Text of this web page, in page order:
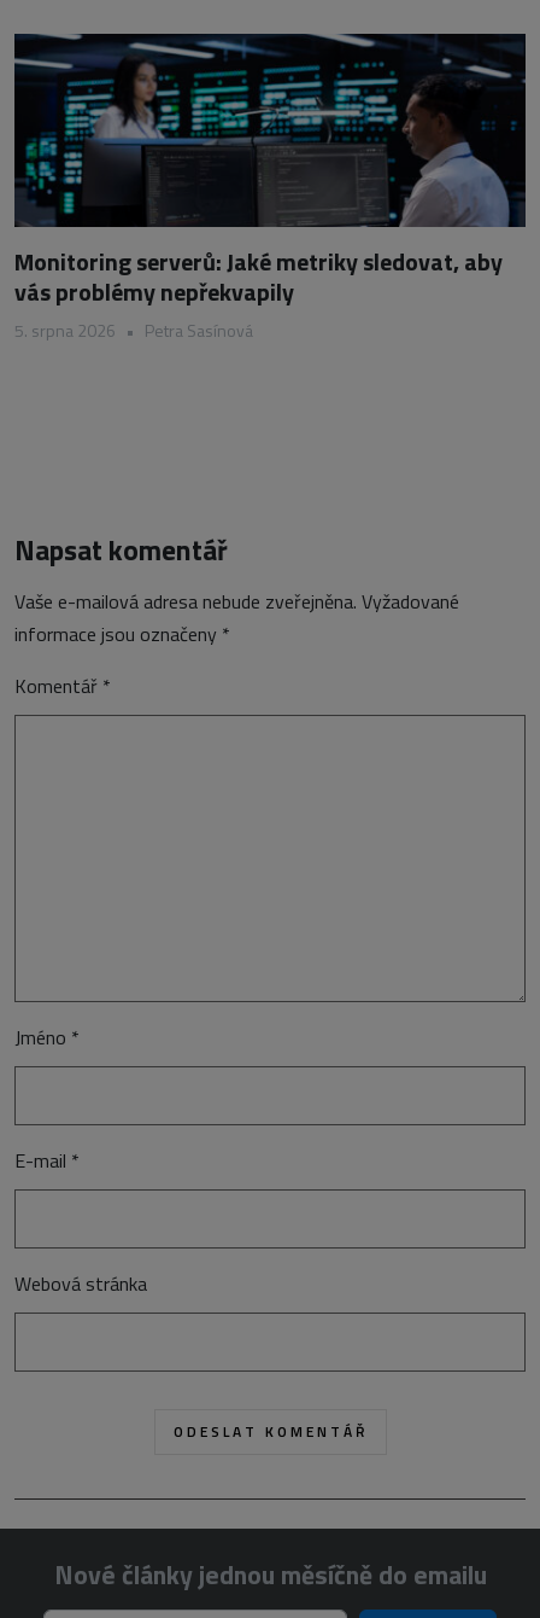
Monitoring serverů: Jaké metriky sledovat, aby
vás problémy nepřekvapily
5. srpna 2026 • Petra Sasínová
Napsat komentář
Vaše e-mailová adresa nebude zveřejněna. Vyžadované
informace jsou označeny *
Komentář *
Jméno *
E-mail *
Webová stránka
Nové články jednou měsíčně do emailu